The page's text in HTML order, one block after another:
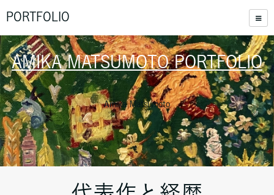
PORTFOLIO
AMIKA MATSUMOTO PORTFOLIO
Amika Matsumoto